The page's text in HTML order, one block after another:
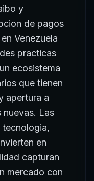
y
de pagos
Venezuela
practicas
ecosistema
que tienen
apertura a
nuevas. Las
tecnologia,
en
capturan
mercado con